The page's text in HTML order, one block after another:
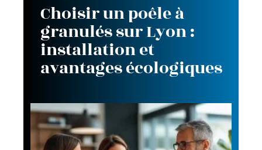
Choisir un poêle à
granulés sur Lyon :
installation et
avantages écologiques